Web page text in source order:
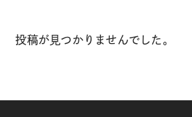
投稿が見つかりませんでした。